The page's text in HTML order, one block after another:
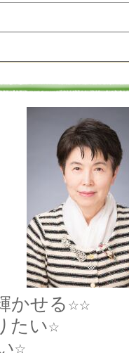
かせる☆☆
たい☆
☆